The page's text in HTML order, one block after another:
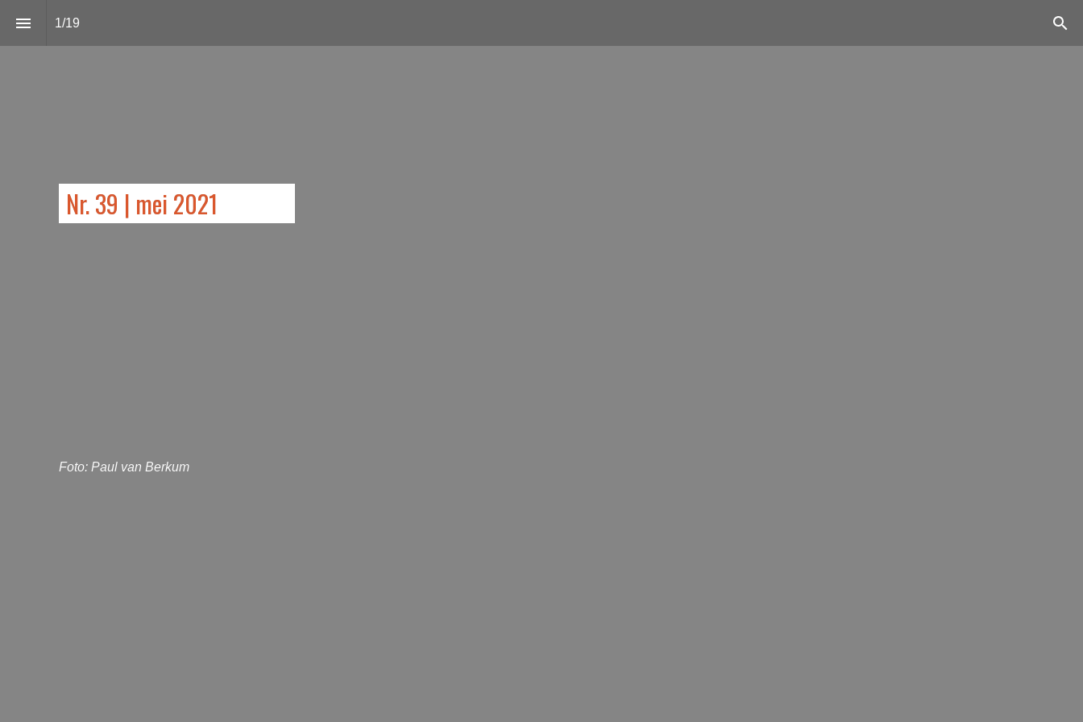
1/19
Nr. 39 | mei 2021
Foto: Paul van Berkum